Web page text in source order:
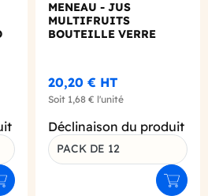
au panier
MENEAU - JUS
MULTIFRUITS
BOUTEILLE VERRE
20,20 € HT
Soit 1,68 € l'unité
Déclinaison du produit
PACK DE 12